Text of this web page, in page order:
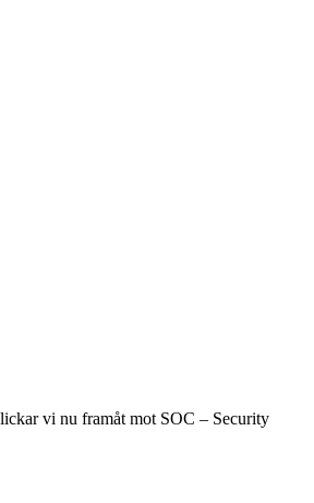
vi nu framåt mot SOC – Security